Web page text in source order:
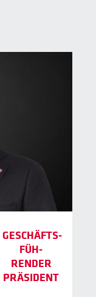
GESCHÄFTS­
FÜH­
RENDER
PRÄSIDENT